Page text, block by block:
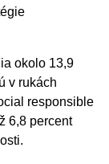
okolo 13,9
v rukách
responsible
6,8 percent